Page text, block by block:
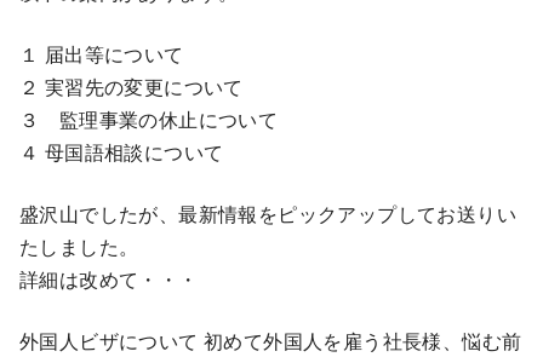
１ 届出等について
２ 実習先の変更について
３ 監理事業の休止について
４ 母国語相談について
盛沢山でしたが、最新情報をピックアップしてお送りい
たしました。
詳細は改めて・・・
外国人ビザについて 初めて外国人を雇う社長様、悩む前